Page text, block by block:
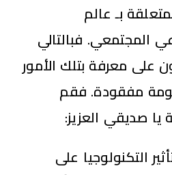
بـ عالم
المجتمعي. فبالتالي
على معرفة بتلك الأمور
مفقودة. فقم
يا صديقي العزيز:
التكنولوجيا على